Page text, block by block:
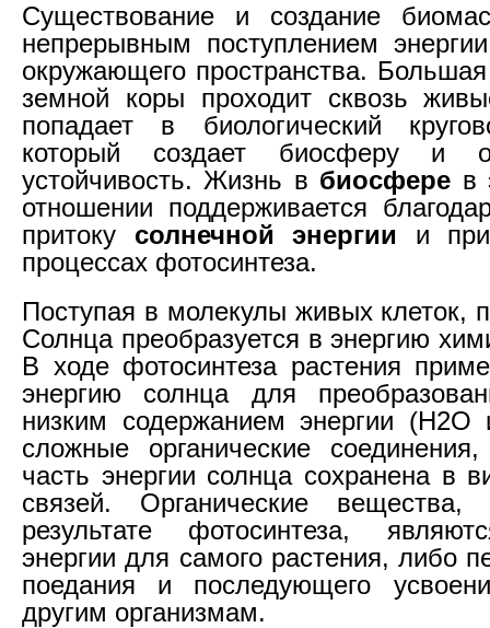
Существование и создание
непрерывным поступлением
окружающего пространства.
земной коры проходит сквозь
попадает в биологический
который создает биосферу и
устойчивость. Жизнь в биосфере в
отношении поддерживается
притоку солнечной энергии и
процессах фотосинтеза.
Поступая в молекулы живых клеток,
Солнца преобразуется в энергию
В ходе фотосинтеза растения
энергию солнца для
низким содержанием энергии
сложные органические
часть энергии солнца сохранена в
связей. Органические
результате фотосинтеза,
энергии для самого растения, либо
поедания и последующего
другим организмам.